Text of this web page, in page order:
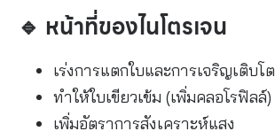
🔹 หน้าที่ของไนโตรเจน
เร่งการแตกใบและการเจริญเติบโต
ทำให้ใบเขียวเข้ม (เพิ่มคลอโรฟิลล์)
เพิ่มอัตราการสังเคราะห์แสง